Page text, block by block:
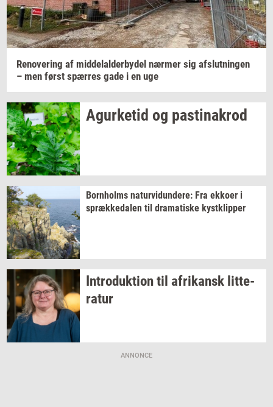
Renove­ring af mid­delal­der­by­del nær­mer sig af­slut­nin­gen
– men først spær­res gade i en uge
Agur­ke­tid og pa­stina­krod
Born­holms na­tur­vi­dun­de­re: Fra ek­ko­er i
spræk­ke­da­len til dra­ma­ti­ske kyst­klip­per
In­tro­duk­tiontil afri­kansk lit­te­
ra­tur
ANNONCE